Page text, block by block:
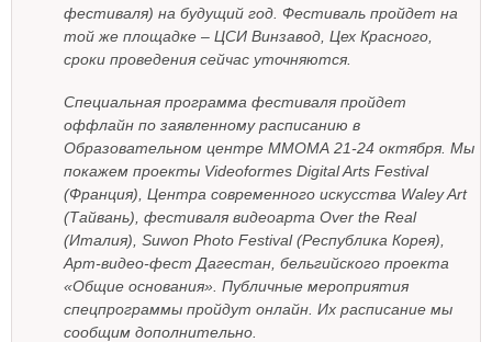
фестиваля) на будущий год. Фестиваль пройдет на
той же площадке – ЦСИ Винзавод, Цех Красного,
сроки проведения сейчас уточняются.
Специальная программа фестиваля пройдет
оффлайн по заявленному расписанию в
Образовательном центре ММОМА 21-24 октября. Мы
покажем проекты Videoformes Digital Arts Festival
(Франция), Центра современного искусства Waley Art
(Тайвань), фестиваля видеоарта Over the Real
(Италия), Suwon Photo Festival (Республика Корея),
Арт-видео-фест Дагестан, бельгийского проекта
«Общие основания». Публичные мероприятия
спецпрограммы пройдут онлайн. Их расписание мы
сообщим дополнительно.